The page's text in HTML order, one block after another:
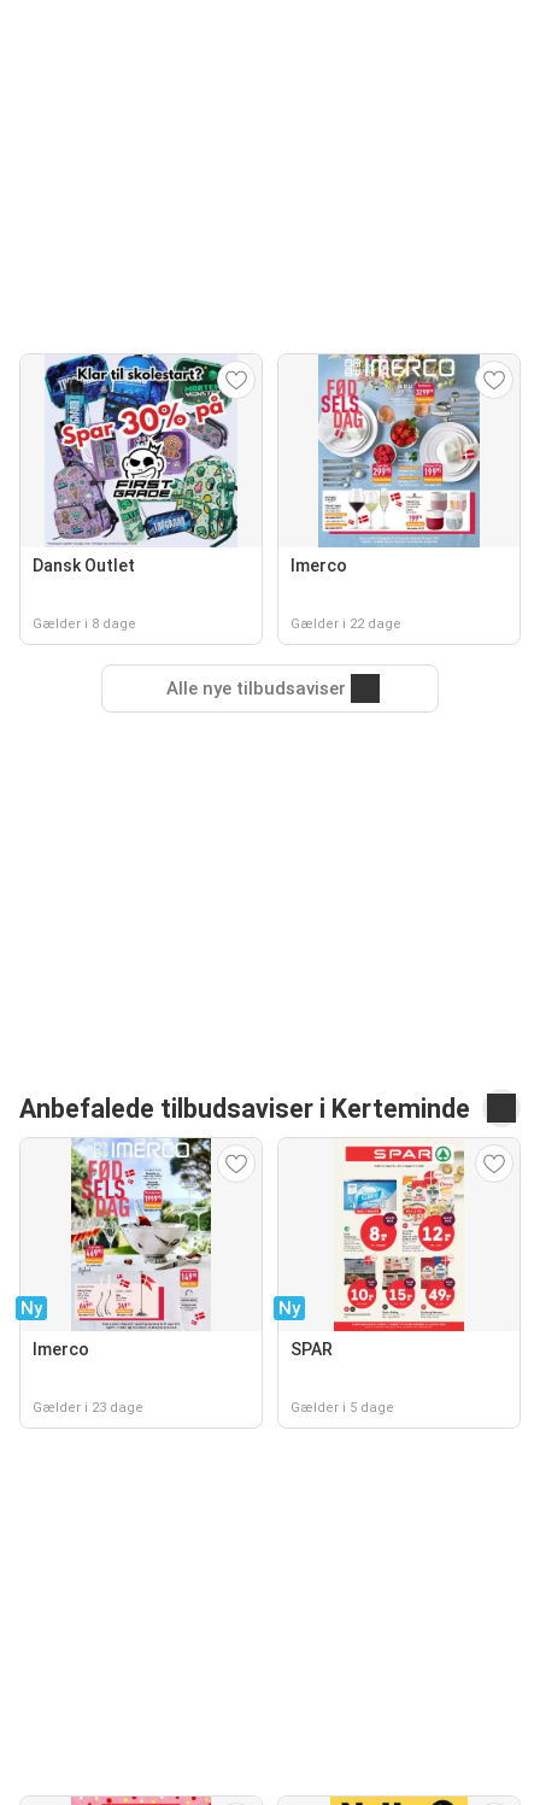
Dansk Outlet
Gælder i 8 dage
Imerco
Gælder i 22 dage
Alle nye tilbudsaviser
Anbefalede tilbudsaviser i Kerteminde
Ny
Imerco
Gælder i 23 dage
Ny
SPAR
Gælder i 5 dage